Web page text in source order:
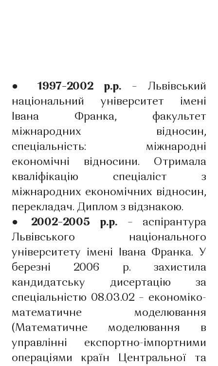
● 1997–2002 р.р. – Львівський
національний університет імені
Івана Франка, факультет
міжнародних відносин,
спеціальність: міжнародні
економічні відносини. Отримала
кваліфікацію спеціаліст з
міжнародних економічних відносин,
перекладач. Диплом з відзнакою.
● 2002–2005 р.р. – аспірантура
Львівського національного
університету імені Івана Франка. У
березні 2006 р. захистила
кандидатську дисертацію за
спеціальністю 08.03.02 – економіко-
математичне моделювання
(Математичне моделювання в
управлінні експортно-імпортними
операціями країн Центральної та